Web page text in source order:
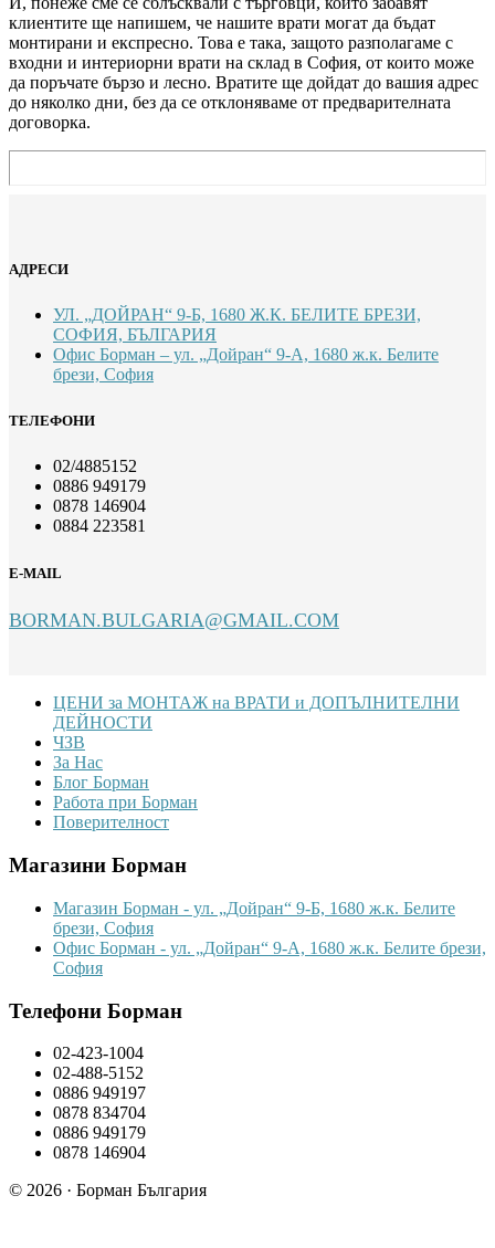
клиентите ще напишем, че нашите врати могат да бъдат
монтирани и експресно. Това е така, защото разполагаме с
входни и интериорни врати на склад в София, от които може
да поръчате бързо и лесно. Вратите ще дойдат до вашия адрес
до няколко дни, без да се отклоняваме от предварителната
договорка.
АДРЕСИ
УЛ. „ДОЙРАН“ 9-Б, 1680 Ж.К. БЕЛИТЕ БРЕЗИ,
СОФИЯ, БЪЛГАРИЯ
Офис Борман – ул. „Дойран“ 9-А, 1680 ж.к. Белите
брези, София
ТЕЛЕФОНИ
02/4885152
0886 949179
0878 146904
0884 223581
E-MAIL
BORMAN.BULGARIA@GMAIL.COM
FooterЦЕНИ за МОНТАЖ на ВРАТИ и ДОПЪЛНИТЕЛНИ
ДЕЙНОСТИ
ЧЗВ
За Нас
Блог Борман
Работа при Борман
Поверителност
Магазини Борман
Магазин Борман - ул. „Дойран“ 9-Б, 1680 ж.к. Белите
брези, София
Офис Борман - ул. „Дойран“ 9-А, 1680 ж.к. Белите брези,
София
Телефони Борман
02-423-1004
02-488-5152
0886 949197
0878 834704
0886 949179
0878 146904
© 2026 · Борман България